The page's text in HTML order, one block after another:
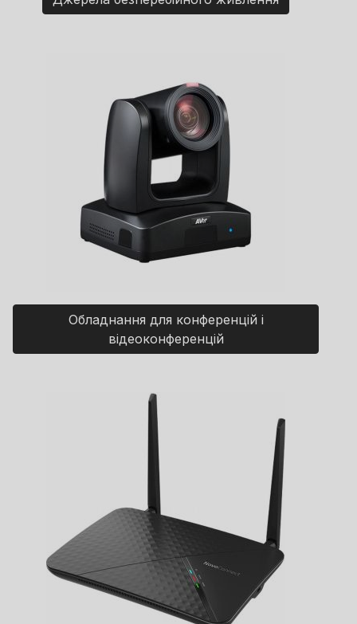
Обладнання для конференцій і
відеоконференцій